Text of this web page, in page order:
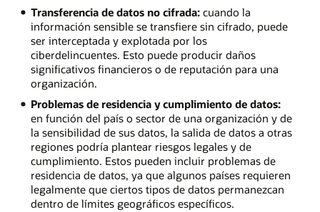
Transferencia de datos no cifrada:cuando la
información sensible se transfiere sin cifrado, puede
ser interceptada y explotada por los
ciberdelincuentes. Esto puede producir daños
significativos financieros o de reputación para una
organización.
Problemas de residencia y cumplimiento de datos:
en función del país o sector de una organización y de
la sensibilidad de sus datos, la salida de datos a otras
regiones podría plantear riesgos legales y de
cumplimiento. Estos pueden incluir problemas de
residencia de datos, ya que algunos países requieren
legalmente que ciertos tipos de datos permanezcan
dentro de límites geográficos específicos.